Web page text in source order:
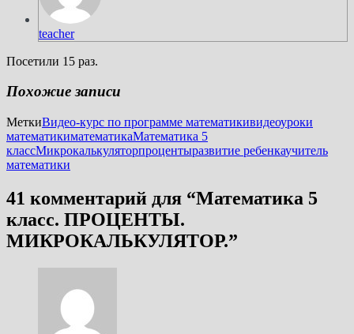
teacher
Посетили 15 раз.
Похожие записи
МеткиВидео-курс по программе математикивидеоуроки
математикиматематикаМатематика 5
классМикрокалькуляторпроцентыразвитие ребенкаучитель
математики
41 комментарий для “Математика 5
класс. ПРОЦЕНТЫ.
МИКРОКАЛЬКУЛЯТОР.”